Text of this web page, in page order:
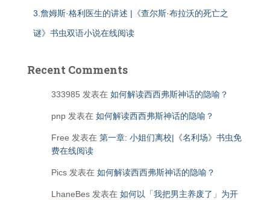
3.詹姆斯·格利医生的讲述 |《查尔斯·布拉沃的死亡之
谜》书虫双语小说在线阅读
Recent Comments
333985 发表在 如何解读西西弗斯神话的隐喻？
pnp 发表在 如何解读西西弗斯神话的隐喻？
Free 发表在 第一章: 小姐们离校|《名利场》书虫免
费在线阅读
Pics 发表在 如何解读西西弗斯神话的隐喻？
LhaneBes 发表在 如何以「我把男主养废了」为开